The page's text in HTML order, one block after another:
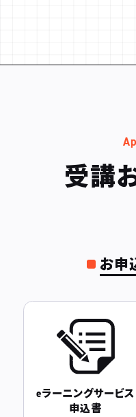
受講
お申
eラーニングサービス
申込書